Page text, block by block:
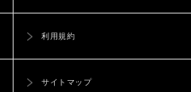
利用規約
サイトマップ